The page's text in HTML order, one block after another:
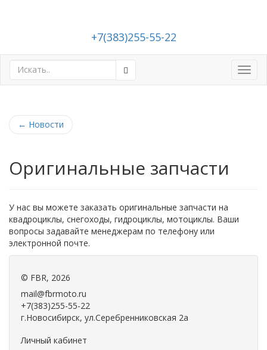
+7(383)255-55-22
← Новости
Оригинальные запчасти
У нас вы можете заказать оригинальные запчасти на
квадроциклы, снегоходы, гидроциклы, мотоциклы. Ваши
вопросы задавайте менеджерам по телефону или
электронной почте.
© FBR, 2026
mail@fbrmoto.ru
+7(383)255-55-22
г.Новосибирск, ул.Серебренниковская 2а
Личный кабинет